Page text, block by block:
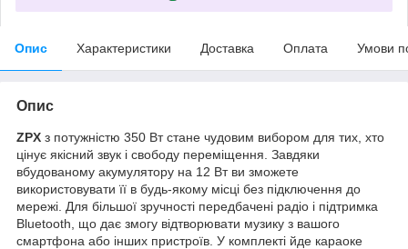
Опис Характеристики Доставка Оплата Умови
Опис
ZPX з потужністю 350 Вт стане чудовим вибором для тих, хто
цінує якісний звук і свободу переміщення. Завдяки
вбудованому акумулятору на 12 Вт ви зможете
використовувати її в будь-якому місці без підключення до
мережі. Для більшої зручності передбачені радіо і підтримка
Bluetooth, що дає змогу відтворювати музику з вашого
смартфона або інших пристроїв. У комплекті йде караоке